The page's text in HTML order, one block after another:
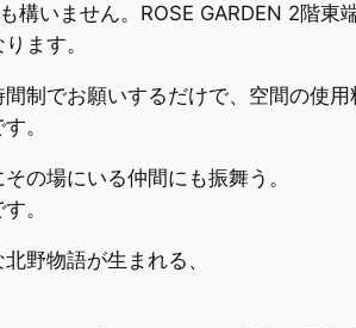
構いません。ROSE GARDEN 2階東
ます。
制でお願いするだけで、空間の使
。
の場にいる仲間にも振舞う。
。
野物語が生まれる、